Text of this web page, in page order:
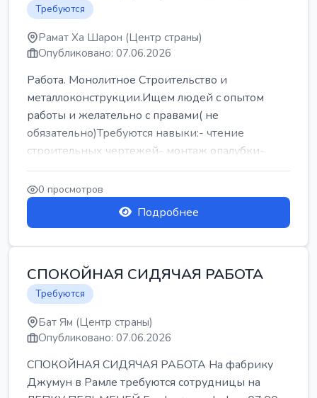
Требуются
Рамат Ха Шарон (Центр страны)
Опубликовано: 07.06.2026
Работа. Монолитное Строительство и
металлоконструкции.Ищем людей с опытом
работы и желательно с правами( не
обязательно)Требуются навыки:- чтение
строительных чертежей- монтаж опалубки-
армокаркасыОпл...
0 просмотров
Подробнее
СПОКОЙНАЯ СИДЯЧАЯ РАБОТА
Требуются
Бат Ям (Центр страны)
Опубликовано: 07.06.2026
СПОКОЙНАЯ СИДЯЧАЯ РАБОТА На фабрику
Джумун в Рамле требуются сотрудницы на